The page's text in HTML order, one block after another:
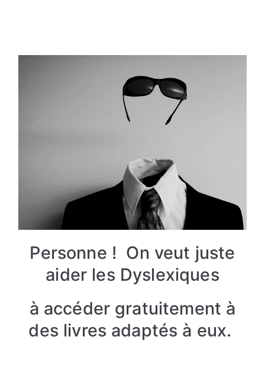
Personne ! On veut juste
aider les Dyslexiques
à accéder gratuitement à
des livres adaptés à eux.